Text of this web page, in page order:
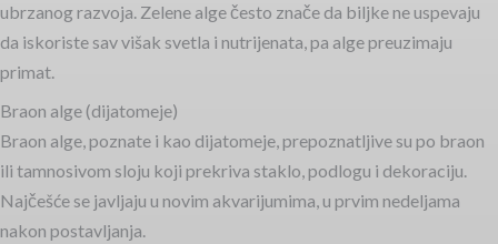
ubrzanog razvoja. Zelene alge često znače da biljke ne uspevaju
da iskoriste sav višak svetla i nutrijenata, pa alge preuzimaju
primat.
Braon alge (dijatomeje)
Braon alge, poznate i kao dijatomeje, prepoznatljive su po braon
ili tamnosivom sloju koji prekriva staklo, podlogu i dekoraciju.
Najčešće se javljaju u novim akvarijumima, u prvim nedeljama
nakon postavljanja.